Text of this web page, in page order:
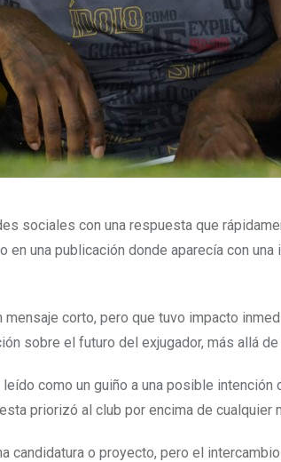
sociales con una respuesta que
en una publicación donde aparecía con
corto, pero que tuvo impacto
sobre el futuro del exjugador, más allá
como un guiño a una posible intención
priorizó al club por encima de cualquier
candidatura o proyecto, pero el